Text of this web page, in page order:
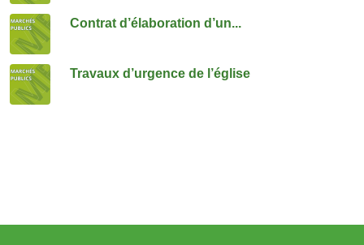
Contrat d’élaboration d’un...
Travaux d’urgence de l’église